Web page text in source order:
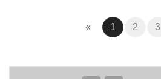
«Previous
1 (current)
2 3